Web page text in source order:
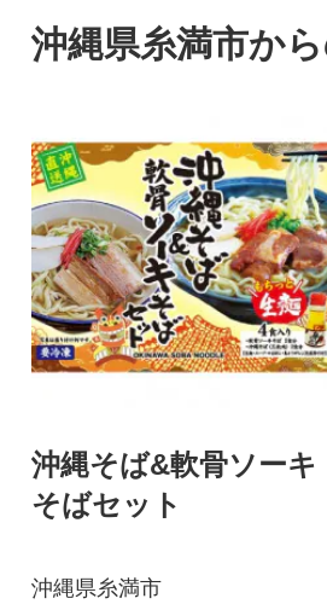
沖縄県糸満市か
沖縄そば&軟骨ソーキ
そばセット
沖縄県糸満市